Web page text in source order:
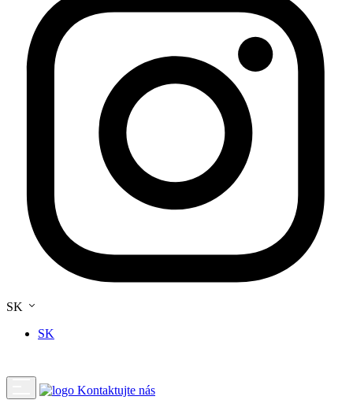
SK
SK
Kontaktujte nás